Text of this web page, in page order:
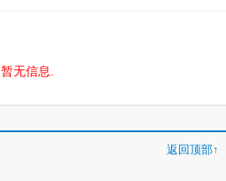
暂无信息.
返回顶部↑